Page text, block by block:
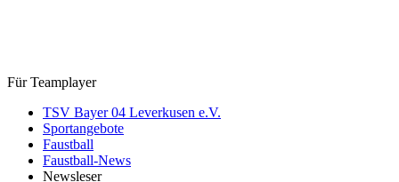
Für Teamplayer
TSV Bayer 04 Leverkusen e.V.
Sportangebote
Faustball
Faustball-News
Newsleser